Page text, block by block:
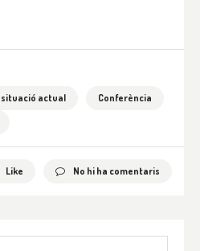
situació actual
Conferència
Like No hi ha comentaris